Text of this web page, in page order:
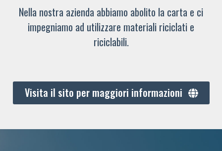
Nella nostra azienda abbiamo abolito la carta e ci
impegniamo ad utilizzare materiali riciclati e
riciclabili.
Visita il sito per maggiori informazioni